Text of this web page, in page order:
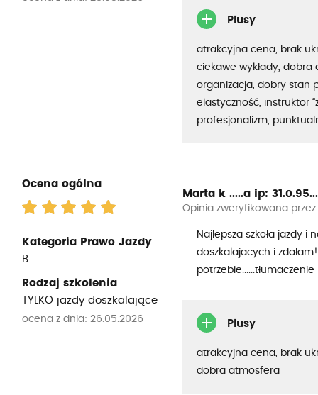
Plusy
atrakcyjna cena, brak
ciekawe wykłady,
organizacja, dobry stan
elastyczność, instruktor
profesjonalizm,
Ocena ogólna
Kategoria Prawo Jazdy
B
Rodzaj szkolenia
TYLKO jazdy doszkalające
ocena z dnia: 26.05.2026
Marta k .....a ip:
Opinia zweryfikowana
Najlepsza szkoła jazdy i
doszkalajacych i
Plusy
atrakcyjna cena, brak
dobra atmosfera